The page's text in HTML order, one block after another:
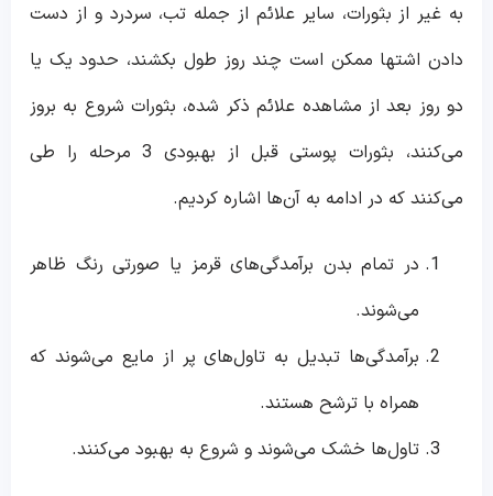
به غیر از بثورات، سایر علائم از جمله تب، سردرد و از دست
دادن اشتها ممکن است چند روز طول بکشند، حدود یک یا
دو روز بعد از مشاهده علائم ذکر شده، بثورات شروع به بروز
می‌کنند، بثورات پوستی قبل از بهبودی 3 مرحله را طی
می‌کنند که در ادامه به آن‌ها اشاره کردیم.
در تمام بدن برآمدگی‌های قرمز یا صورتی رنگ ظاهر
می‌شوند.
برآمدگی‌ها تبدیل به تاول‌های پر از مایع می‌شوند که
همراه با ترشح هستند.
تاول‌ها خشک می‌شوند و شروع به بهبود می‌کنند.